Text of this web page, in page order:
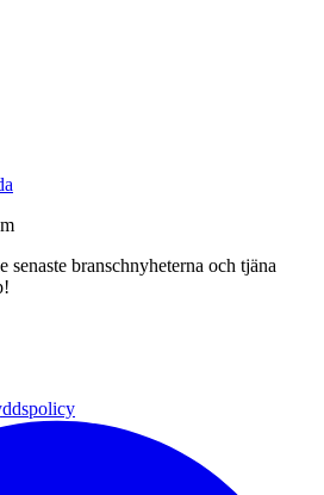
branschnyheterna och tjäna